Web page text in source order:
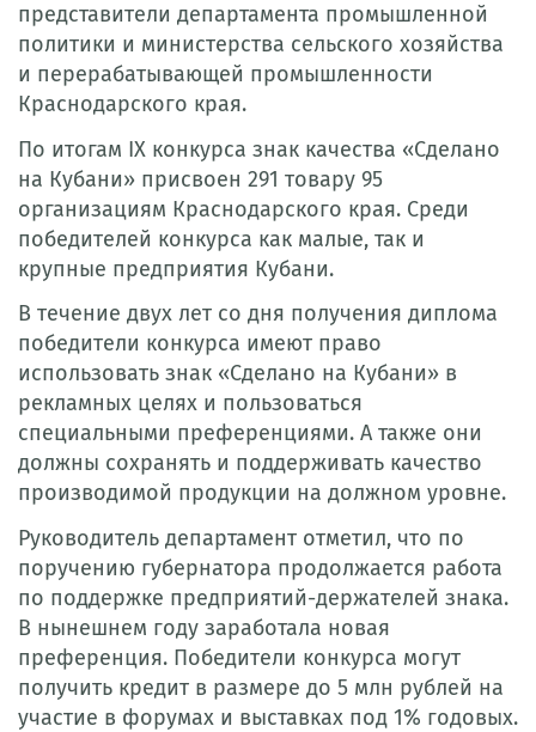
представители департамента промышленной
политики и министерства сельского хозяйства
и перерабатывающей промышленности
Краснодарского края.
По итогам IX конкурса знак качества «Сделано
на Кубани» присвоен 291 товару 95
организациям Краснодарского края. Среди
победителей конкурса как малые, так и
крупные предприятия Кубани.
В течение двух лет со дня получения диплома
победители конкурса имеют право
использовать знак «Сделано на Кубани» в
рекламных целях и пользоваться
специальными преференциями. А также они
должны сохранять и поддерживать качество
производимой продукции на должном уровне.
Руководитель департамент отметил, что по
поручению губернатора продолжается работа
по поддержке предприятий-держателей знака.
В нынешнем году заработала новая
преференция. Победители конкурса могут
получить кредит в размере до 5 млн рублей на
участие в форумах и выставках под 1% годовых.